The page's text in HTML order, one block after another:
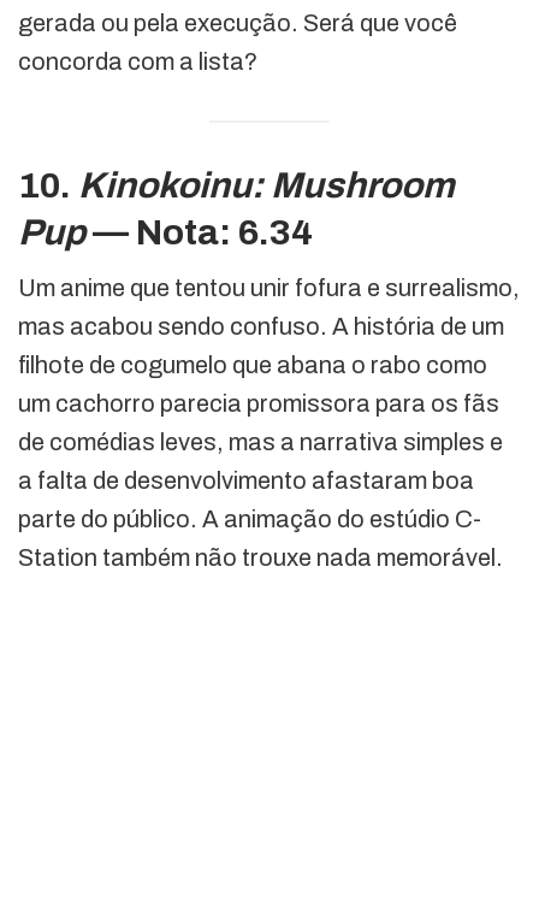
gerada ou pela execução. Será que você
concorda com a lista?
10. Kinokoinu: Mushroom
Pup— Nota: 6.34
Um anime que tentou unir fofura e surrealismo,
mas acabou sendo confuso. A história de um
filhote de cogumelo que abana o rabo como
um cachorro parecia promissora para os fãs
de comédias leves, mas a narrativa simples e
a falta de desenvolvimento afastaram boa
parte do público. A animação do estúdio C-
Station também não trouxe nada memorável.